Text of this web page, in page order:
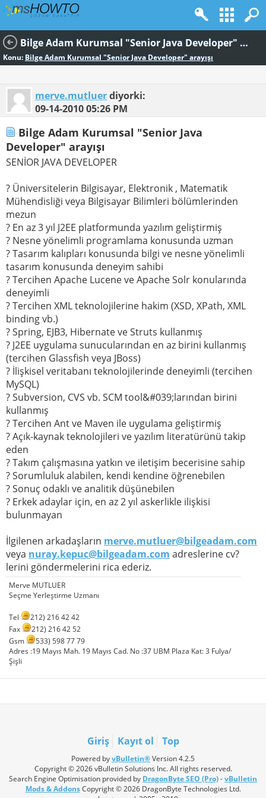
Bilge Adam Kurumsal "Senior Java Developer" arayışı
Konu: Bilge Adam Kurumsal "Senior Java Developer" arayışı
merve.mutluerdiyorki:
09-14-201005:26 PM
Bilge Adam Kurumsal "Senior Java
Developer" arayışı
SENİOR JAVA DEVELOPER
? Üniversitelerin Bilgisayar, Elektronik , Matematik
Mühendisliği veya Bilgisayar Bilimleri bölümlerinden
mezun
? En az 3 yıl J2EE platformunda yazılım geliştirmiş
? Nesne yönelimli programlama konusunda uzman
? Tasarım kalıpları konusunda bilgi ve nesne yönelimli
tasarım konusunda deneyim sahibi
? Tercihen Apache Lucene ve Apache Solr konularında
deneyimli
? Tercihen XML teknolojilerine hakim (XSD, XPath, XML
binding vb.)
? Spring, EJB3, Hibernate ve Struts kullanmış
? J2EE uygulama sunucularından en az birini kullanmış
(tercihen Glassfish veya JBoss)
? İlişkisel veritabanı teknolojilerinde deneyimli (tercihen
MySQL)
? Subversion, CVS vb. SCM tool&#039;larından birini
kullanmış
? Tercihen Ant ve Maven ile uygulama geliştirmiş
? Açık-kaynak teknolojileri ve yazılım literatürünü takip
eden
? Takım çalışmasına yatkın ve iletişim becerisine sahip
? Sorumluluk alabilen, kendi kendine öğrenebilen
? Sonuç odaklı ve analitik düşünebilen
? Erkek adaylar için, en az 2 yıl askerlikle ilişkisi
bulunmayan
İlgilenen arkadaşların merve.mutluer@bilgeadam.com
veya nuray.kepuc@bilgeadam.com adreslerine cv?
lerini göndermelerini rica ederiz.
Merve MUTLUER
Seçme Yerleştirme Uzmanı
Tel
212) 216 42 42
Fax
212) 216 42 52
Gsm
533) 598 77 79
Adres :19 Mayıs Mah. 19 Mayıs Cad. No :37 UBM Plaza Kat: 3 Fulya/
Şişli
Giriş Kayıt ol Top
Powered byvBulletin®Version 4.2.5
Copyright © 2026 vBulletin Solutions Inc. All rights reserved.
Search Engine Optimisation provided by DragonByte SEO (Pro)-vBulletin
Mods & AddonsCopyright © 2026 DragonByte Technologies Ltd.